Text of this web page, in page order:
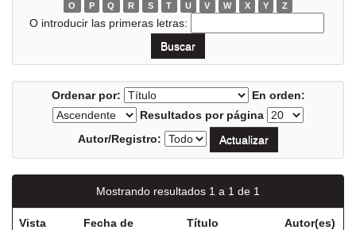
O
P Q R S T U V W X Y Z
O introducir las primeras letras:
Ordenar por:
En orden:
Resultados por página
Autor/Registro:
Mostrando resultados 1 a 1 de 1
Vista
Fecha de
Título Autor(es)